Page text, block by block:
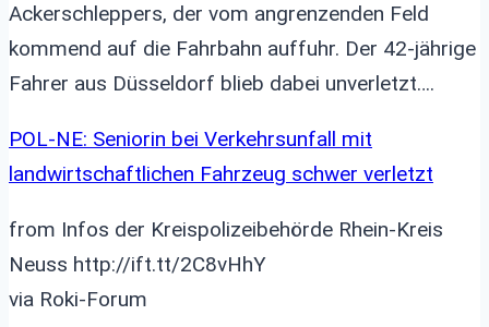
Ackerschleppers, der vom angrenzenden Feld
kommend auf die Fahrbahn auffuhr. Der 42-jährige
Fahrer aus Düsseldorf blieb dabei unverletzt….
POL-NE: Seniorin bei Verkehrsunfall mit
landwirtschaftlichen Fahrzeug schwer verletzt
from Infos der Kreispolizeibehörde Rhein-Kreis
Neuss http://ift.tt/2C8vHhY
via Roki-Forum